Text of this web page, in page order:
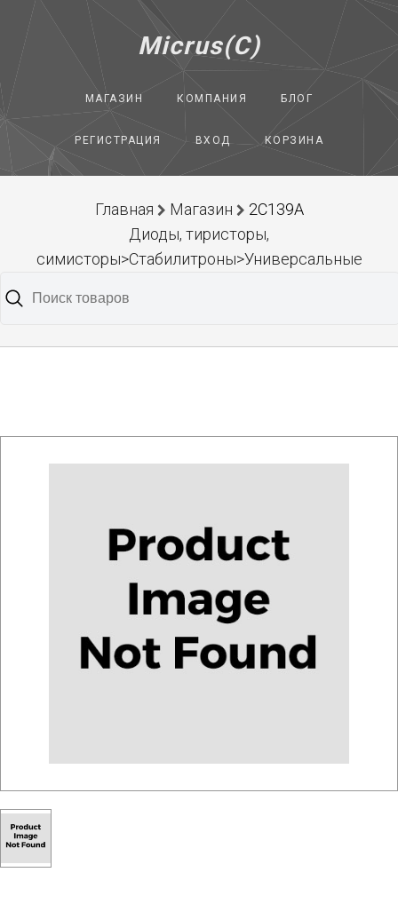
Micrus(C)
МАГАЗИН КОМПАНИЯ БЛОГ
РЕГИСТРАЦИЯ ВХОД КОРЗИНА
Главная Магазин
2С139А
Диоды, тиристоры,
симисторы>Стабилитроны>Универсальные